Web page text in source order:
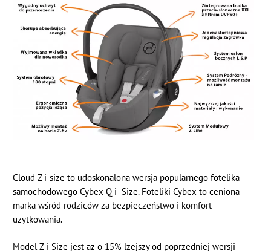
Cloud Z i-size to udoskonalona wersja popularnego fotelika
samochodowego Cybex Q i -Size. Foteliki Cybex to ceniona
marka wśród rodziców za bezpieczeństwo i komfort
użytkowania.
Model Z i-Size jest aż o 15% lżejszy od poprzedniej wersji